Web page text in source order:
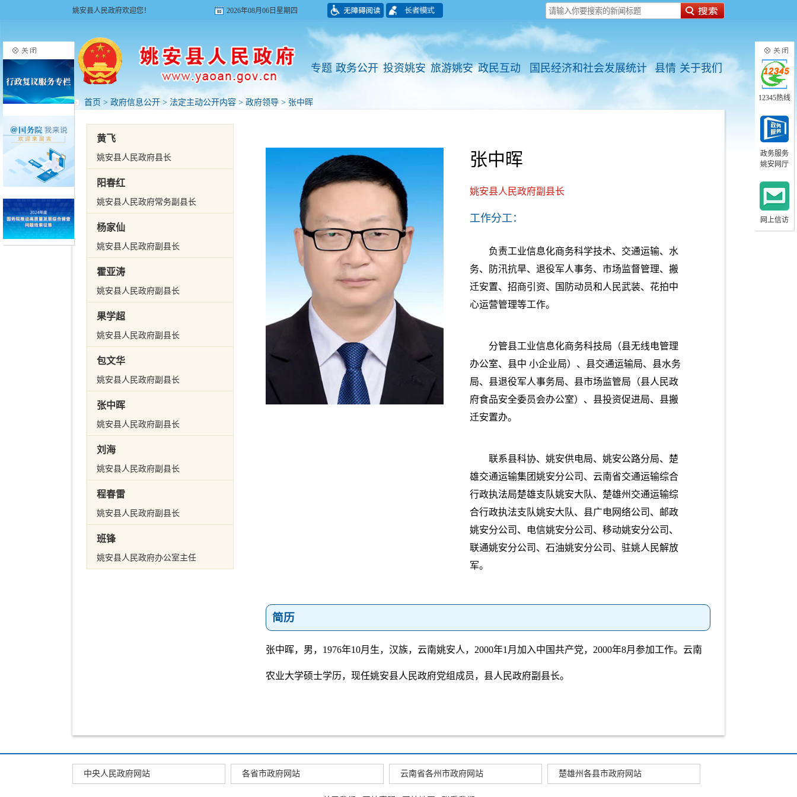
姚安县人民政府欢迎您！ 2026年08月06日星期四
专题 政务公开 投资姚安 旅游姚安 政民互动 国民经济和社会发展统计 县情 关于我们
首页 > 政府信息公开 > 法定主动公开内容 > 政府领导 > 张中晖
黄飞
姚安县人民政府县长
阳春红
姚安县人民政府常务副县长
杨家仙
姚安县人民政府副县长
霍亚涛
姚安县人民政府副县长
果学超
姚安县人民政府副县长
包文华
姚安县人民政府副县长
张中晖
姚安县人民政府副县长
刘海
姚安县人民政府副县长
程春雷
姚安县人民政府副县长
班锋
姚安县人民政府办公室主任
张中晖
姚安县人民政府副县长
工作分工：
负责工业信息化商务科学技术、交通运输、水
务、防汛抗旱、退役军人事务、市场监督管理、搬
迁安置、招商引资、国防动员和人民武装、花拍中
心运营管理等工作。
分管县工业信息化商务科技局（县无线电管理
办公室、县中 小企业局）、县交通运输局、县水务
局、县退役军人事务局、县市场监管局（县人民政
府食品安全委员会办公室）、县投资促进局、县搬
迁安置办。
联系县科协、姚安供电局、姚安公路分局、楚
雄交通运输集团姚安分公司、云南省交通运输综合
行政执法局楚雄支队姚安大队、楚雄州交通运输综
合行政执法支队姚安大队、县广电网络公司、邮政
姚安分公司、电信姚安分公司、移动姚安分公司、
联通姚安分公司、石油姚安分公司、驻姚人民解放
军。
简历
张中晖，男，1976年10月生，汉族，云南姚安人，2000年1月加入中国共产党，2000年8月参加工作。云南
农业大学硕士学历，现任姚安县人民政府党组成员，县人民政府副县长。
中央人民政府网站 各省市政府网站 云南省各州市政府网站 楚雄州各县市政府网站
12345热线
政务服务
姚安网厅
网上信访